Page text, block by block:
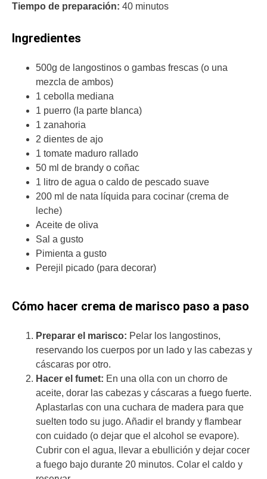
Tiempo de preparación: 40 minutos
Ingredientes
500g de langostinos o gambas frescas (o una
mezcla de ambos)
1 cebolla mediana
1 puerro (la parte blanca)
1 zanahoria
2 dientes de ajo
1 tomate maduro rallado
50 ml de brandy o coñac
1 litro de agua o caldo de pescado suave
200 ml de nata líquida para cocinar (crema de
leche)
Aceite de oliva
Sal a gusto
Pimienta a gusto
Perejil picado (para decorar)
Cómo hacer crema de marisco paso a paso
Preparar el marisco: Pelar los langostinos,
reservando los cuerpos por un lado y las cabezas y
cáscaras por otro.
Hacer el fumet: En una olla con un chorro de
aceite, dorar las cabezas y cáscaras a fuego fuerte.
Aplastarlas con una cuchara de madera para que
suelten todo su jugo. Añadir el brandy y flambear
con cuidado (o dejar que el alcohol se evapore).
Cubrir con el agua, llevar a ebullición y dejar cocer
a fuego bajo durante 20 minutos. Colar el caldo y